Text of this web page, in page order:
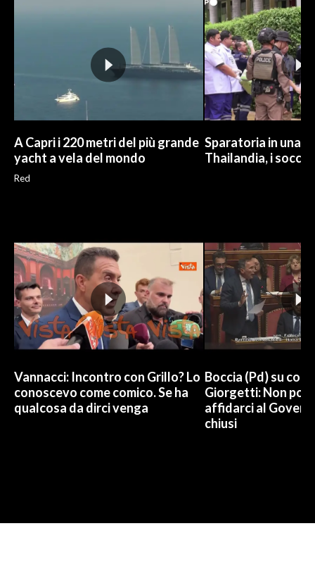
A Capri i 220 metri del più grande
yacht a vela del mondo
Red
Sparatoria in una
Thailandia, i
Vannacci: Incontro con Grillo? Lo
conoscevo come comico. Se ha
qualcosa da dirci venga
Boccia (Pd) su
Giorgetti: Non
affidarci al
chiusi